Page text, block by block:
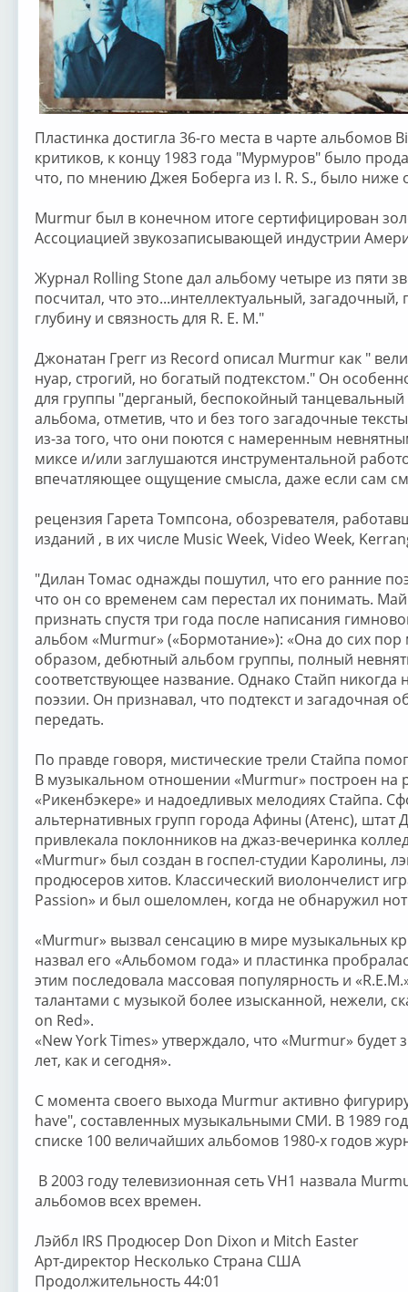
Пластинка достигла 36-го места в чарте альбомов
критиков, к концу 1983 года "Мурмуров" было
что, по мнению Джея Боберга из I. R. S., было ниже
Murmur был в конечном итоге сертифицирован
Ассоциацией звукозаписывающей индустрии
Журнал Rolling Stone дал альбому четыре из пяти
посчитал, что это...интеллектуальный,
глубину и связность для R. E. M."
Джонатан Грегг из Record описал Murmur как "
нуар, строгий, но богатый подтекстом." Он
для группы "дерганый, беспокойный
альбома, отметив, что и без того загадочные
из-за того, что они поются с намеренным
миксе и/или заглушаются инструментальной
впечатляющее ощущение смысла, даже если сам
рецензия Гарета Томпсона, обозревателя,
изданий , в их числе Music Week, Video Week,
"Дилан Томас однажды пошутил, что его ранние
что он со временем сам перестал их понимать.
признать спустя три года после написания
альбом «Murmur» («Бормотание»): «Она до сих пор
образом, дебютный альбом группы, полный
соответствующее название. Однако Стайп никогда
поэзии. Он признавал, что подтекст и загадочная
передать.
По правде говоря, мистические трели Стайпа
В музыкальном отношении «Murmur» построен на
«Рикенбэкере» и надоедливых мелодиях Стайпа.
альтернативных групп города Афины (Атенс), штат
привлекала поклонников на джаз-вечеринка
«Murmur» был создан в госпел-студии Каролины,
продюсеров хитов. Классический виолончелист
Passion» и был ошеломлен, когда не обнаружил
«Murmur» вызвал сенсацию в мире музыкальных
назвал его «Альбомом года» и пластинка
этим последовала массовая популярность и
талантами с музыкой более изысканной, нежели,
on Red».
«New York Times» утверждало, что «Murmur» будет
лет, как и сегодня».
С момента своего выхода Murmur активно
have", составленных музыкальными СМИ. В 1989
списке 100 величайших альбомов 1980-х годов
В 2003 году телевизионная сеть VH1 назвала
альбомов всех времен.
Лэйбл IRS Продюсер Don Dixon и Mitch Easter
Арт-директор Несколько Страна США
Продолжительность 44:01